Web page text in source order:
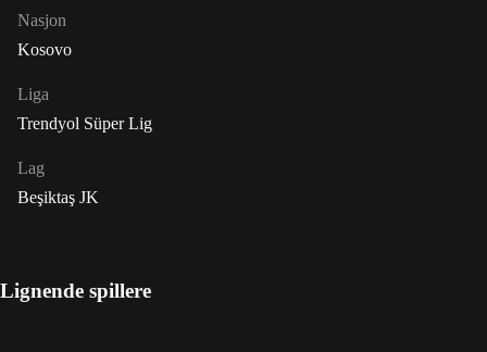
Nasjon
Kosovo
Liga
Trendyol Süper Lig
Lag
Beşiktaş JK
Lignende spillere